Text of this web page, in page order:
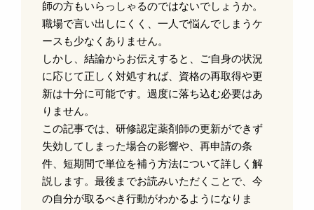
師の方もいらっしゃるのではないでしょうか。
職場で言い出しにくく、一人で悩んでしまうケ
ースも少なくありません。
しかし、結論からお伝えすると、ご自身の状況
に応じて正しく対処すれば、資格の再取得や更
新は十分に可能です。過度に落ち込む必要はあ
りません。
この記事では、研修認定薬剤師の更新ができず
失効してしまった場合の影響や、再申請の条
件、短期間で単位を補う方法について詳しく解
説します。最後までお読みいただくことで、今
の自分が取るべき行動がわかるようになりま